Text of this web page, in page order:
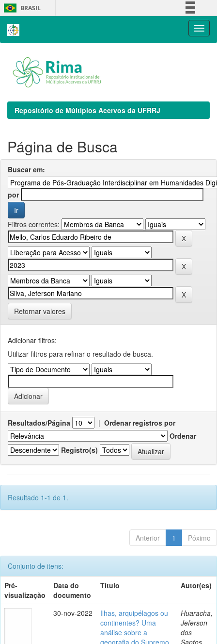
Skip
navigation
BRASIL
Repositório de Múltiplos Acervos da UFRRJ
Página de Busca
Buscar em:
por
Filtros correntes:
Retornar valores
Adicionar filtros:
Utilizar filtros para refinar o resultado de busca.
Resultados/Página | Ordenar registros por
Ordenar
Registro(s)
Resultado 1-1 de 1.
Anterior 1 Póximo
Conjunto de itens:
Pré-
visualização
Data do
documento
Título Autor(es)
30-nov-2022
Ilhas, arquipélagos ou
continentes? Uma
análise sobre a
geografia do Supremo
Huaracha,
Jeferson
dos
Santos